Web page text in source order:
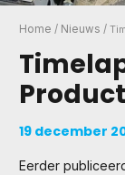
Home / Nieuws /
19 december
Eerder